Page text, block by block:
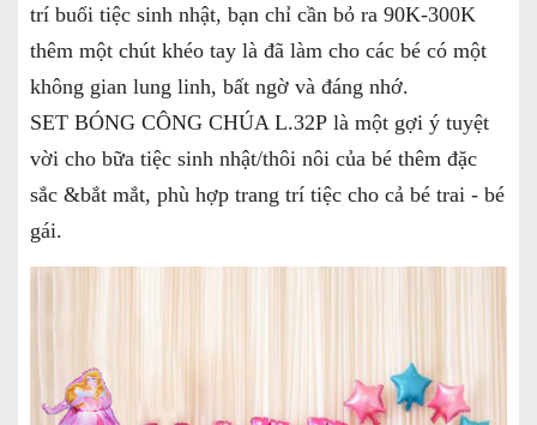
trí buổi tiệc sinh nhật, bạn chỉ cần bỏ ra 90K-300K
thêm một chút khéo tay là đã làm cho các bé có một
không gian lung linh, bất ngờ và đáng nhớ.
SET BÓNG CÔNG CHÚA L.32P là một gợi ý tuyệt
vời cho bữa tiệc sinh nhật/thôi nôi của bé thêm đặc
sắc &bắt mắt, phù hợp trang trí tiệc cho cả bé trai - bé
gái.